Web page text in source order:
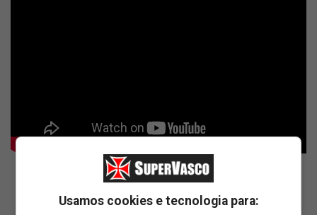
ad
Usamos cookies e tecnologia para: